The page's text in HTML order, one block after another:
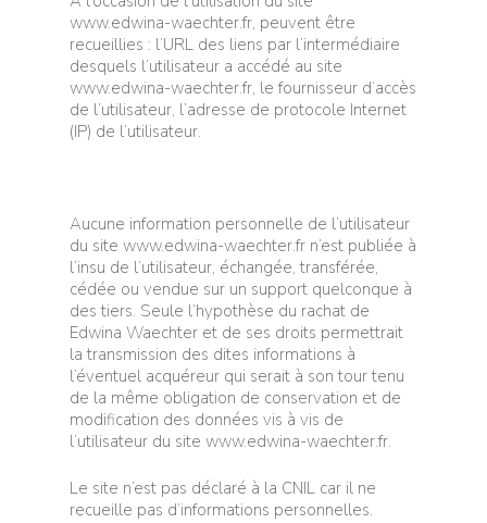
www.edwina-waechter.fr, peuvent être
recueillies : l’URL des liens par l’intermédiaire
desquels l’utilisateur a accédé au site
www.edwina-waechter.fr, le fournisseur d’accès
de l’utilisateur, l’adresse de protocole Internet
(IP) de l’utilisateur.
Aucune information personnelle de l’utilisateur
du site www.edwina-waechter.fr n’est publiée à
l’insu de l’utilisateur, échangée, transférée,
cédée ou vendue sur un support quelconque à
des tiers. Seule l’hypothèse du rachat de
Edwina Waechter et de ses droits permettrait
la transmission des dites informations à
l’éventuel acquéreur qui serait à son tour tenu
de la même obligation de conservation et de
modification des données vis à vis de
l’utilisateur du site www.edwina-waechter.fr.
Le site n’est pas déclaré à la CNIL car il ne
recueille pas d’informations personnelles.